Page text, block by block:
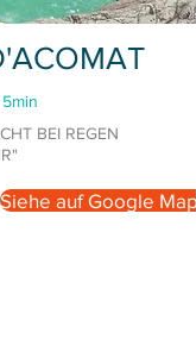
BEI REGEN
Siehe auf Google Maps